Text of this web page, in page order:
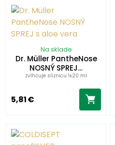
Na sklade
Dr. Müller PantheNose
NOSNÝ SPREJ…
zvlhčuje sliznicu 1x20 ml
5,81 €